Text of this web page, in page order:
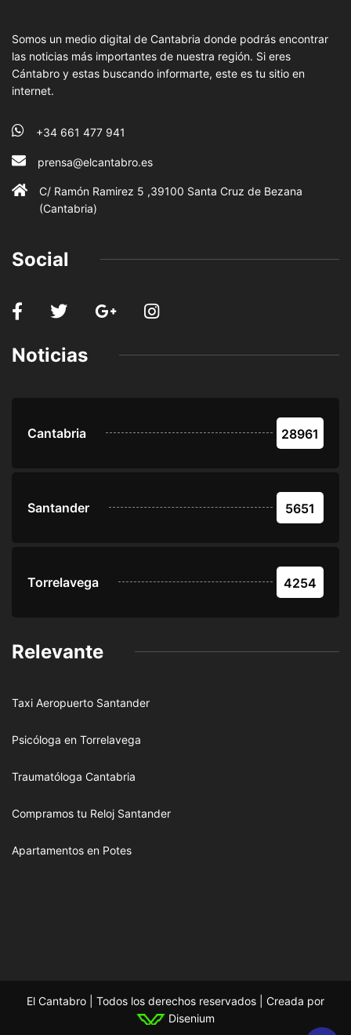
Somos un medio digital de Cantabria donde podrás encontrar
las noticias más importantes de nuestra región. Si eres
Cántabro y estas buscando informarte, este es tu sitio en
internet.
+34 661 477 941
prensa@elcantabro.es
C/ Ramón Ramirez 5 ,39100 Santa Cruz de Bezana
(Cantabria)
Social
Noticias
Cantabria 28961
Santander 5651
Torrelavega 4254
Relevante
Taxi Aeropuerto Santander
Psicóloga en Torrelavega
Traumatóloga Cantabria
Compramos tu Reloj Santander
Apartamentos en Potes
El Cantabro | Todos los derechos reservados | Creada por
Disenium